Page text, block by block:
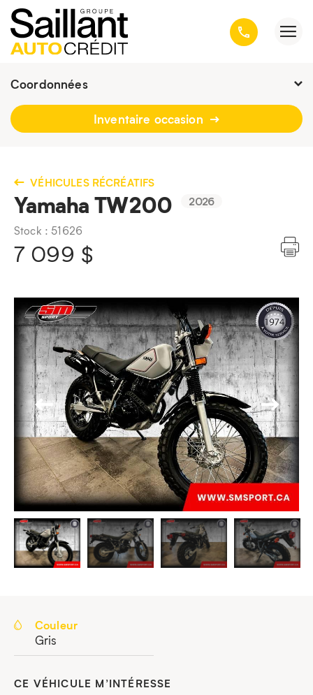
Coordonnées
Fermé : Ouverture-
418 659-6431
Inventaire occasion
VÉHICULES RÉCRÉATIFS
Yamaha TW200 2026
Stock : 51626
7 099 $
Couleur
Gris
CE VÉHICULE M’INTÉRESSE